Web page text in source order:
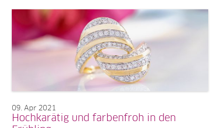
09 Apr 2021
Hochkarätig und farbenfroh in den